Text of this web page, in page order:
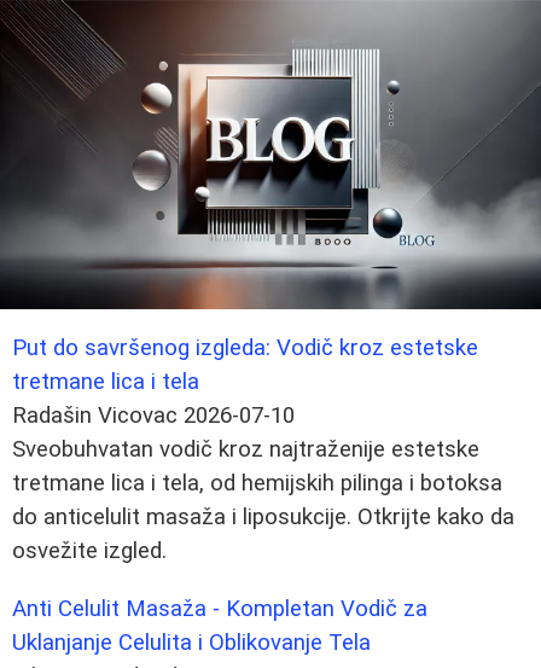
Put do savršenog izgleda: Vodič kroz estetske
tretmane lica i tela
Radašin Vicovac 2026-07-10
Sveobuhvatan vodič kroz najtraženije estetske
tretmane lica i tela, od hemijskih pilinga i botoksa
do anticelulit masaža i liposukcije. Otkrijte kako da
osvežite izgled.
Anti Celulit Masaža - Kompletan Vodič za
Uklanjanje Celulita i Oblikovanje Tela